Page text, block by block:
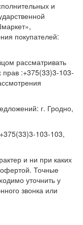
и
покупателей:
рассматривать
:+375(33)3-103-
г. Гродно,
103-103,
и ни при каких
офертой. Точные
уточнить у
звонка или